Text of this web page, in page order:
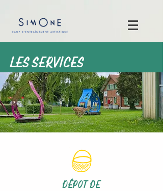
LES SERVICES
DÉPOT DE